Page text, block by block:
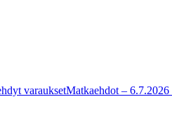
varauksetMatkaehdot – 6.7.2026